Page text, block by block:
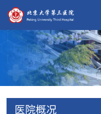
医院概况